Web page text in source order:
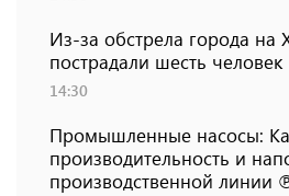
Из-за обстрела города на
пострадали шесть человек
14:30
Промышленные насосы:
производительность и
производственной линии